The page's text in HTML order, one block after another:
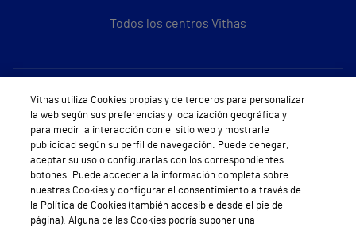
Todos los centros Vithas
Sobre Vithas
Quiénes somos
Trabajar en Vithas
Teléfono Cita Médica
Teléfono Atención al Cliente
Vithas utiliza Cookies propias y de terceros para personalizar
la web según sus preferencias y localización geográfica y
para medir la interacción con el sitio web y mostrarle
publicidad según su perfil de navegación. Puede denegar,
aceptar su uso o configurarlas con los correspondientes
botones. Puede acceder a la información completa sobre
nuestras Cookies y configurar el consentimiento a través de
la Política de Cookies (también accesible desde el pie de
página). Alguna de las Cookies podría suponer una